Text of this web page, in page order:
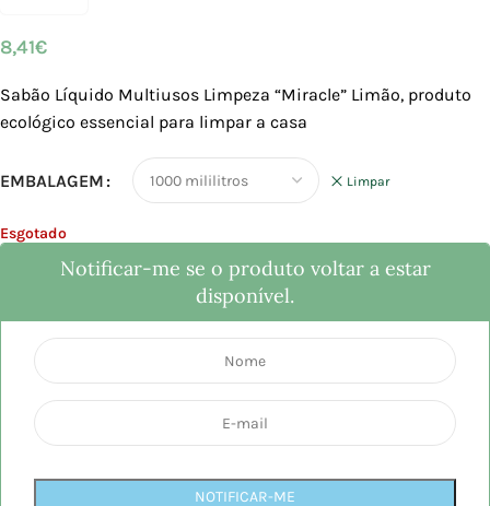
8,41€
Sabão Líquido Multiusos Limpeza “Miracle” Limão, produto
ecológico essencial para limpar a casa
EMBALAGEM Limpar
Esgotado
Notificar-me se o produto voltar a estar
disponível.
NOTIFICAR-ME